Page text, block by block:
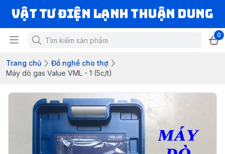
VẬT TƯ ĐIỆN LẠNH THUẬN DUNG
0
Trang chủ
Đồ nghề cho thợ
Máy dò gas Value VML - 1 (5c/t)